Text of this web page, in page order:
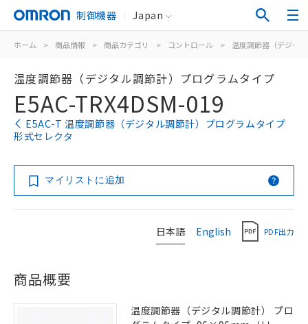
制御機器 Japan
ホーム > 商品情報 > 商品カテゴリ > コントロール > 温度調節器（デジタ
温度調節器（デジタル調節計）プログラムタイプ
E5AC-TRX4DSM-019
E5AC-T 温度調節器（デジタル調節計）プログラムタイプ
形式セレクタ
マイリストに追加
日本語 English PDF出力
商品概要
温度調節器（デジタル調節計） プロ